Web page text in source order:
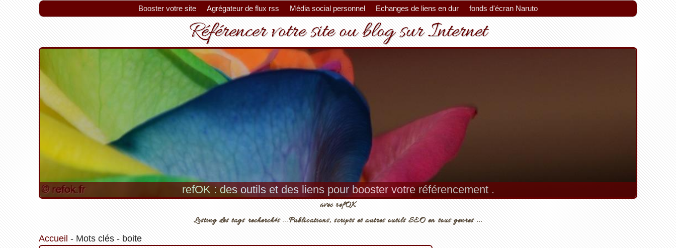
Booster votre site Agrégateur de flux rss Média social personnel Echanges de liens en dur fonds d'écran Naruto
Référencer votre site ou blog sur Internet
refOK : des outils et des liens pour booster votre référencement .
avec refOK
Listing des tags recherchés ...Publications, scripts et autres outils SEO en tous genres ...
Accueil - Mots clés- boite